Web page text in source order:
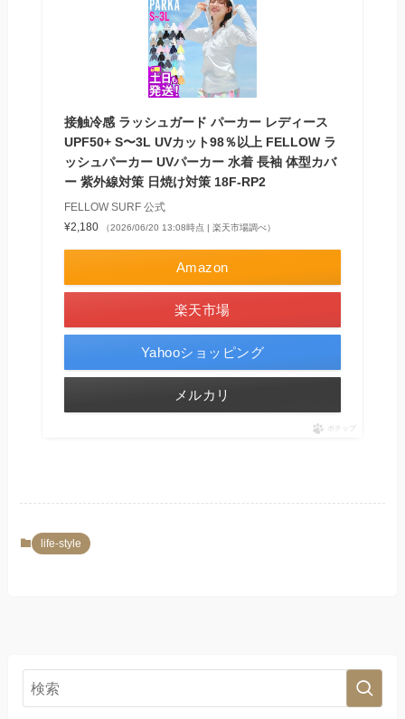
接触冷感 ラッシュガード パーカー レディース
UPF50+ S〜3L UVカット98％以上 FELLOW ラ
ッシュパーカー UVパーカー 水着 長袖 体型カバ
ー 紫外線対策 日焼け対策 18F-RP2
FELLOW SURF 公式
¥2,180
（2026/06/20 13:08時点 | 楽天市場調べ）
Amazon
楽天市場
Yahooショッピング
メルカリ
ポチップ
life-style